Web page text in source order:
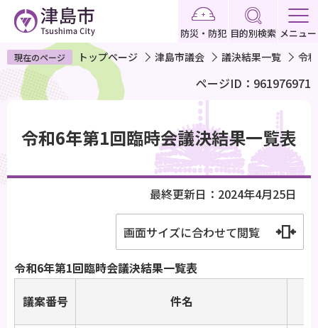
ペ
ー
ジ
で
す
防災・防犯 目的別検索 メニュー
現在のページ トップページ 津島市議会 議決結果一覧 令
ページID：961976971
令和6年第1回臨時会議決結果一覧表
最終更新日：2024年4月25日
画面サイズに合わせて閲覧
令和6年第1回臨時会議決結果一覧表
議案番号
件名